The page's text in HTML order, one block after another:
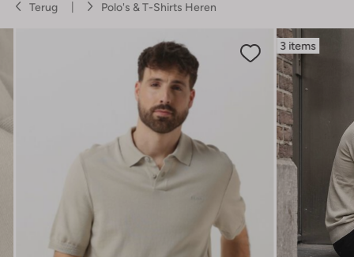
Terug Polo's & T-Shirts Heren
3 items